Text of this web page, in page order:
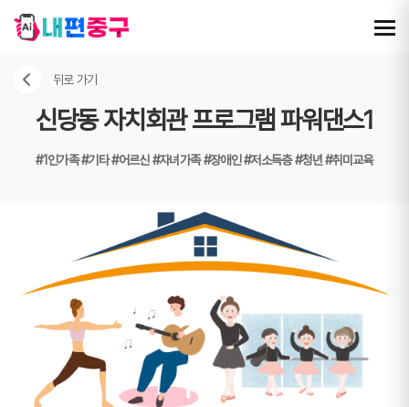
뒤로 가기
신당동 자치회관 프로그램 파워댄스1
#1인가족#기타#어르신#자녀가족#장애인#저소득층#청년#취미교육